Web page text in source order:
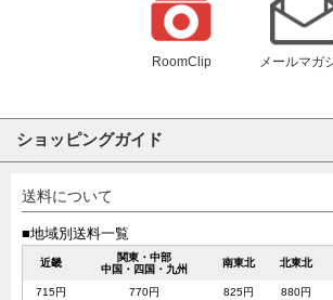
RoomClip メールマガ
ショッピングガイド
送料について
■地域別送料一覧
近畿
関東・中部
中国・四国・九州
南東北 北東北
715円 770円 825円 880円